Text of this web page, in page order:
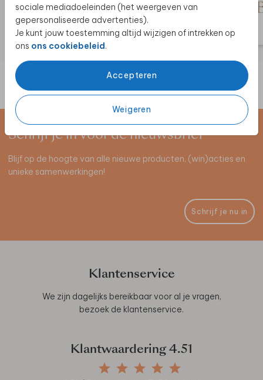
sociale mediadoeleinden (het weergeven van
gepersonaliseerde advertenties).
Je kunt jouw toestemming altijd wijzigen of intrekken op
ons ons cookiebeleid.
Accepteren
Weigeren
Schrijf je in voor de nieuwsbrief
Blijf op de hoogte van alle nieuwe producten, (win)acties en
unieke samenwerkingen!
Schrijf je nu in
Klantenservice
We zijn dagelijks bereikbaar voor al je vragen,
bezoek de klantenservice.
Klantwaardering 4.51